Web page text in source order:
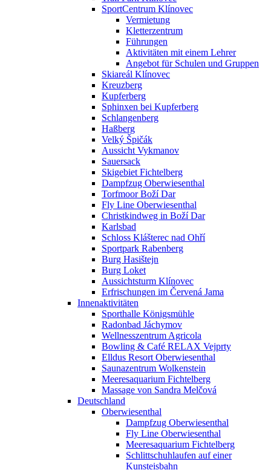
SportCentrum Klínovec
Vermietung
Kletterzentrum
Führungen
Aktivitäten mit einem Lehrer
Angebot für Schulen und Gruppen
Skiareál Klínovec
Kreuzberg
Kupferberg
Sphinxen bei Kupferberg
Schlangenberg
Haßberg
Velký Špičák
Aussicht Vykmanov
Sauersack
Skigebiet Fichtelberg
Dampfzug Oberwiesenthal
Torfmoor Boží Dar
Fly Line Oberwiesenthal
Christkindweg in Boží Dar
Karlsbad
Schloss Klášterec nad Ohří
Sportpark Rabenberg
Burg Hasištejn
Burg Loket
Aussichtsturm Klínovec
Erfrischungen im Červená Jama
Innenaktivitäten
Sporthalle Königsmühle
Radonbad Jáchymov
Wellnesszentrum Agricola
Bowling & Café RELAX Vejprty
Elldus Resort Oberwiesenthal
Saunazentrum Wolkenstein
Meeresaquarium Fichtelberg
Massage von Sandra Melčová
Deutschland
Oberwiesenthal
Dampfzug Oberwiesenthal
Fly Line Oberwiesenthal
Meeresaquarium Fichtelberg
Schlittschuhlaufen auf einer
Kunsteisbahn